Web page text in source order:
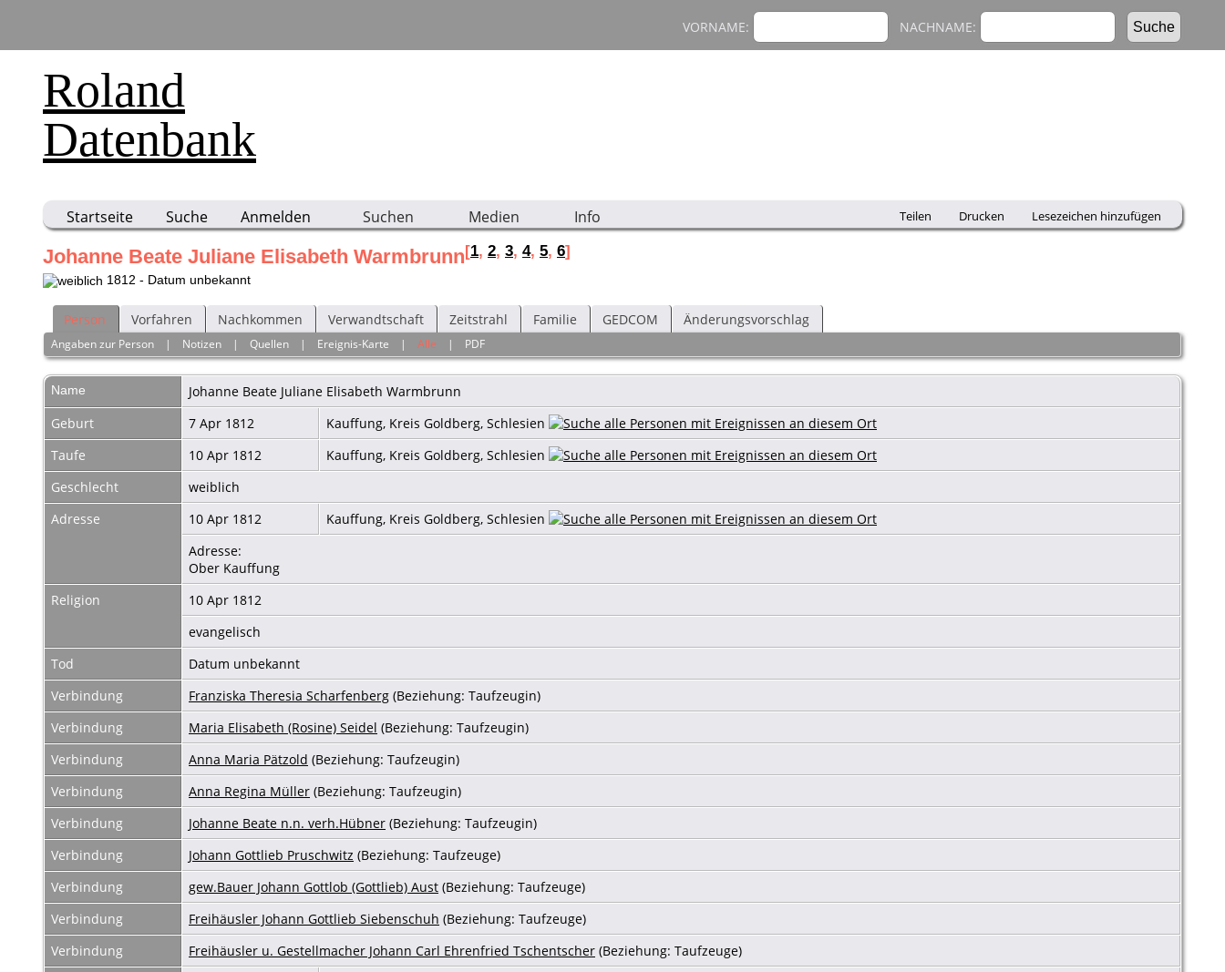
Roland
Datenbank
VORNAME: NACHNAME:
Startseite Suche Anmelden Suchen Medien Info Teilen Drucken Lesezeichen hinzufügen
Johanne Beate Juliane Elisabeth Warmbrunn[1, 2, 3, 4, 5, 6]
1812 - Datum unbekannt
Person Vorfahren Nachkommen Verwandtschaft Zeitstrahl Familie GEDCOM Änderungsvorschlag
Angaben zur Person | Notizen |Quellen | Ereignis-Karte |Alle | PDF
Name Johanne Beate Juliane Elisabeth Warmbrunn
Geburt
7 Apr 1812
Kauffung, Kreis Goldberg, Schlesien
Taufe
10 Apr 1812
Kauffung, Kreis Goldberg, Schlesien
Geschlecht
weiblich
Adresse
10 Apr 1812
Kauffung, Kreis Goldberg, Schlesien
Adresse:
Ober Kauffung
Religion
10 Apr 1812
evangelisch
Tod
Datum unbekannt
Verbindung
Franziska Theresia Scharfenberg (Beziehung: Taufzeugin)
Verbindung
Maria Elisabeth (Rosine) Seidel (Beziehung: Taufzeugin)
Verbindung
Anna Maria Pätzold (Beziehung: Taufzeugin)
Verbindung
Anna Regina Müller (Beziehung: Taufzeugin)
Verbindung
Johanne Beate n.n. verh.Hübner (Beziehung: Taufzeugin)
Verbindung
Johann Gottlieb Pruschwitz (Beziehung: Taufzeuge)
Verbindung
gew.Bauer Johann Gottlob (Gottlieb) Aust (Beziehung: Taufzeuge)
Verbindung
Freihäusler Johann Gottlieb Siebenschuh (Beziehung: Taufzeuge)
Verbindung
Freihäusler u. Gestellmacher Johann Carl Ehrenfried Tschentscher (Beziehung: Taufzeuge)